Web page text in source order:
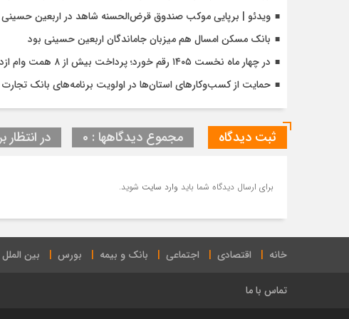
ویدئو | برپایی موکب صندوق قرض‌الحسنه شاهد در اربعین
بانک مسکن امسال هم میزبان جاماندگان اربعین حسینی بود
در چهار ماه نخست ۱۴۰۵ رقم خورد؛ پرداخت بیش از ۸ همت وام ازدواج به زوج‌های جوان توسط بانک ملی ایران
حمایت از کسب‌وکارهای استان‌ها در اولویت برنامه‌های بانک تجارت
ثبت دیدگاه مجموع دیدگاهها : 0 در انتظار
برای ارسال دیدگاه شما باید وارد سایت شوید.
خانه اقتصادی اجتماعی بانک و بیمه بورس بین الملل
تماس با ما